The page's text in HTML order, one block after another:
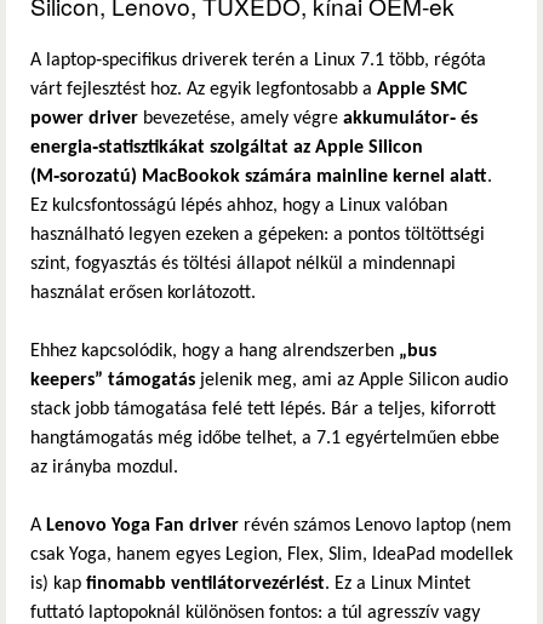
A laptop‑specifikus driverek terén a Linux 7.1 több, régóta
várt fejlesztést hoz. Az egyik legfontosabb a Apple SMC
power driver bevezetése, amely végre akkumulátor‑ és
energia‑statisztikákat szolgáltat az Apple Silicon
(M‑sorozatú) MacBookok számára mainline kernel alatt.
Ez kulcsfontosságú lépés ahhoz, hogy a Linux valóban
használható legyen ezeken a gépeken: a pontos töltöttségi
szint, fogyasztás és töltési állapot nélkül a mindennapi
használat erősen korlátozott.
Ehhez kapcsolódik, hogy a hang alrendszerben „bus
keepers” támogatás jelenik meg, ami az Apple Silicon audio
stack jobb támogatása felé tett lépés. Bár a teljes, kiforrott
hangtámogatás még időbe telhet, a 7.1 egyértelműen ebbe
az irányba mozdul.
A Lenovo Yoga Fan driver révén számos Lenovo laptop (nem
csak Yoga, hanem egyes Legion, Flex, Slim, IdeaPad modellek
is) kap finomabb ventilátorvezérlést. Ez a Linux Mintet
futtató laptopoknál különösen fontos: a túl agresszív vagy